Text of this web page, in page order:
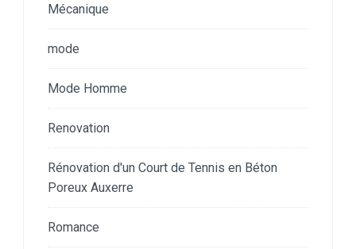
Mécanique
mode
Mode Homme
Renovation
Rénovation d'un Court de Tennis en Béton
Poreux Auxerre
Romance